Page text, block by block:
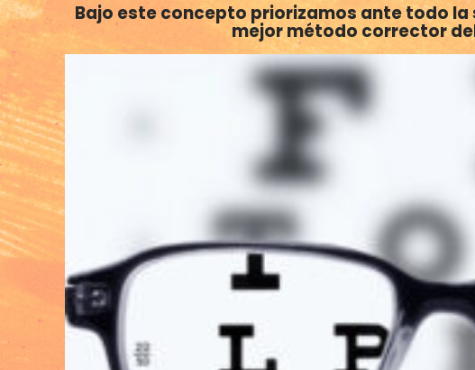
Bajo este concepto priorizamos ante todo
mejor método corrector